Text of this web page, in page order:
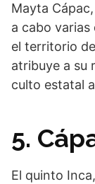
Mayta Cápac,
a cabo
el territorio
atribuye a su
culto estatal
5.
El quinto